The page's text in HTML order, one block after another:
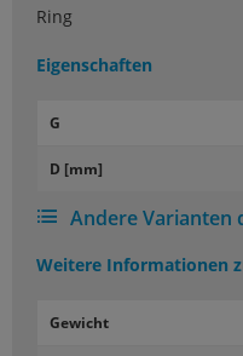
Ring
Eigenschaften
G
D [mm]
Andere Varianten
Weitere Informationen
Gewicht